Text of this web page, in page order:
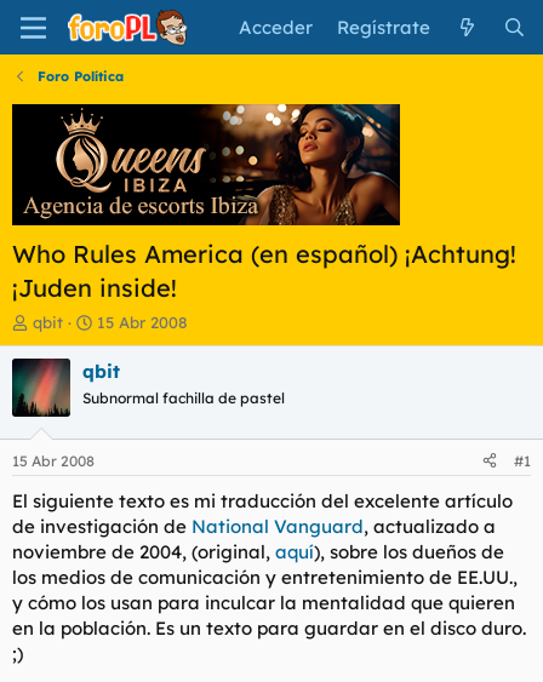
Acceder Regístrate
Foro Política
Who Rules America (en español) ¡Achtung!
¡Juden inside!
I
n
i
c
i
a
d
o
r
e
l
t
e
m
qbit
F
e
c
a
i
n
i
c
i
o
15 Abr 2008
qbit
Subnormal fachilla de pastel
15 Abr 2008 #1
El siguiente texto es mi traducción del excelente artículo
de investigación de National Vanguard, actualizado a
noviembre de 2004, (original, aquí), sobre los dueños de
los medios de comunicación y entretenimiento de EE.UU.,
y cómo los usan para inculcar la mentalidad que quieren
en la población. Es un texto para guardar en el disco duro.
;)